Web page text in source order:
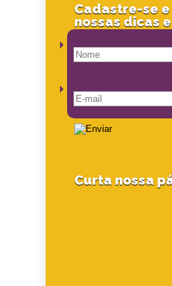
Cadastre-se
nossas dicas
Curta nossa